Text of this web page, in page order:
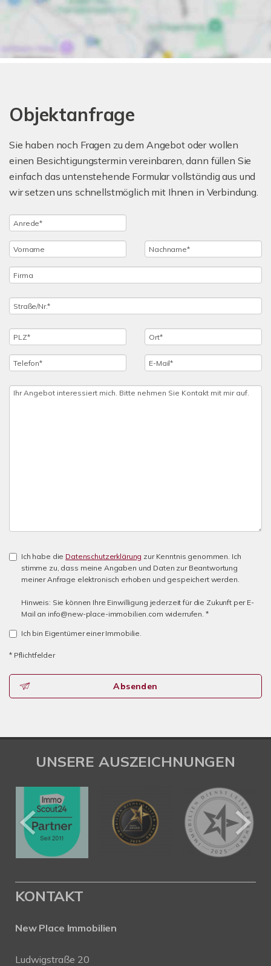
Objektanfrage
Sie haben noch Fragen zu dem Angebot oder wollen
einen Besichtigungstermin vereinbaren, dann füllen Sie
einfach das untenstehende Formular vollständig aus und
wir setzen uns schnellstmöglich mit Ihnen in Verbindung.
Ich habe die Datenschutzerklärung zur Kenntnis genommen. Ich
stimme zu, dass meine Angaben und Daten zur Beantwortung
meiner Anfrage elektronisch erhoben und gespeichert werden.
Hinweis: Sie können Ihre Einwilligung jederzeit für die Zukunft per E-
Mail an info@new-place-immobilien.com widerrufen. *
Ich bin Eigentümer einer Immobilie.
* Pflichtfelder
Absenden
UNSERE AUSZEICHNUNGEN
KONTAKT
New Place Immobilien
Ludwigstraße 20